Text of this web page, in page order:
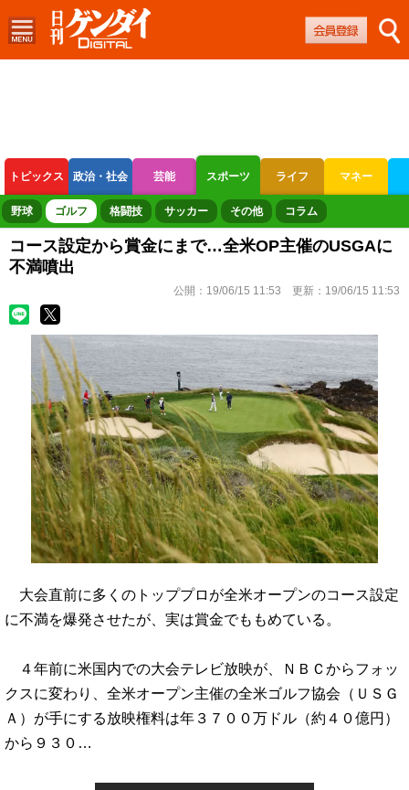
トピックス 政治・社会 芸能 スポーツ ライフ マネー
ボートレース 競輪 オートレース
野球 ゴルフ 格闘技 サッカー その他 コラム
コース設定から賞金にまで…全米OP主催のUSGAに
不満噴出
公開： 19/06/15 11:53 更新： 19/06/15 11:53
大会直前に多くのトッププロが全米オープンのコース設定
に不満を爆発させたが、実は賞金でももめている。
４年前に米国内での大会テレビ放映が、ＮＢＣからフォッ
クスに変わり、全米オープン主催の全米ゴルフ協会（ＵＳＧ
Ａ）が手にする放映権料は年３７００万ドル（約４０億円）
から９３０…